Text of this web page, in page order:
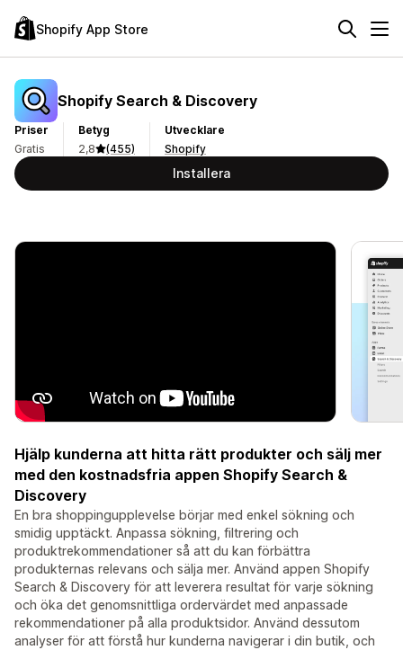
Shopify App Store
Shopify Search & Discovery
Priser
Gratis
Betyg
2,8
(455)
Utvecklare
Shopify
Installera
Hjälp kunderna att hitta rätt produkter och sälj mer
med den kostnadsfria appen Shopify Search &
Discovery
En bra shoppingupplevelse börjar med enkel sökning och
smidig upptäckt. Anpassa sökning, filtrering och
produktrekommendationer så att du kan förbättra
produkternas relevans och sälja mer. Använd appen Shopify
Search & Discovery för att leverera resultat för varje sökning
och öka det genomsnittliga ordervärdet med anpassade
rekommendationer på alla produktsidor. Använd dessutom
analyser för att förstå hur kunderna navigerar i din butik, och